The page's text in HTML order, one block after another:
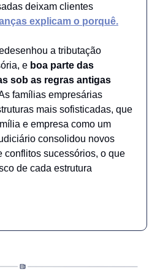
deixam clientes
explicam o porquê.
a tributação
e boa parte das
sob as regras antigas
famílias empresárias
mais sofisticadas, que
e empresa como um
consolidou novos
conflitos sucessórios, o que
de cada estrutura